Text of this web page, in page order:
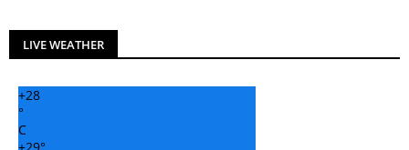
LIVE WEATHER
+28
°
C